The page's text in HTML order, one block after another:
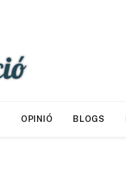
OPINIÓ BLOGS